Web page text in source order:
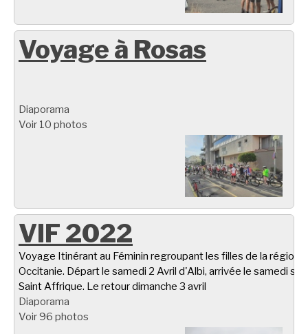
Voyage à Rosas
Diaporama
Voir 10 photos
VIF 2022
Voyage Itinérant au Féminin regroupant les filles de la région
Occitanie. Départ le samedi 2 Avril d'Albi, arrivée le samedi
Saint Affrique. Le retour dimanche 3 avril
Diaporama
Voir 96 photos